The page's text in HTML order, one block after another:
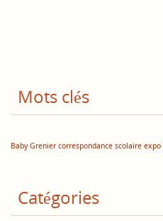
Mots clés
Baby Grenier correspondance scolaire expo
Catégories